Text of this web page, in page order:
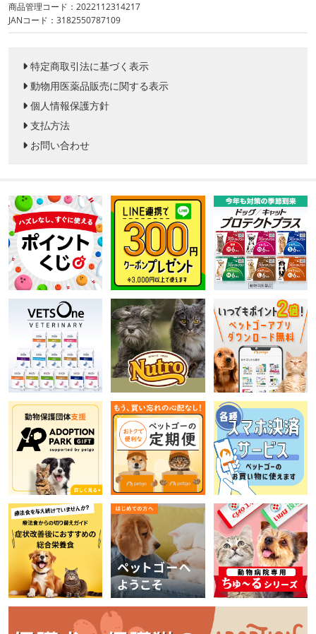
商品管理コード：2022112314217
JANコード：3182550787109
特定商取引法に基づく表示
動物用医薬品販売に関する表示
個人情報保護方針
支払方法
お問い合わせ